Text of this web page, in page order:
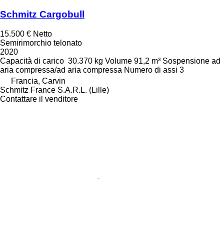
Schmitz Cargobull
15.500 € Netto
Semirimorchio telonato
2020
Capacità di carico 30.370 kg Volume 91,2 m³ Sospensione ad
aria compressa/ad aria compressa Numero di assi 3
Francia, Carvin
Schmitz France S.A.R.L. (Lille)
Contattare il venditore